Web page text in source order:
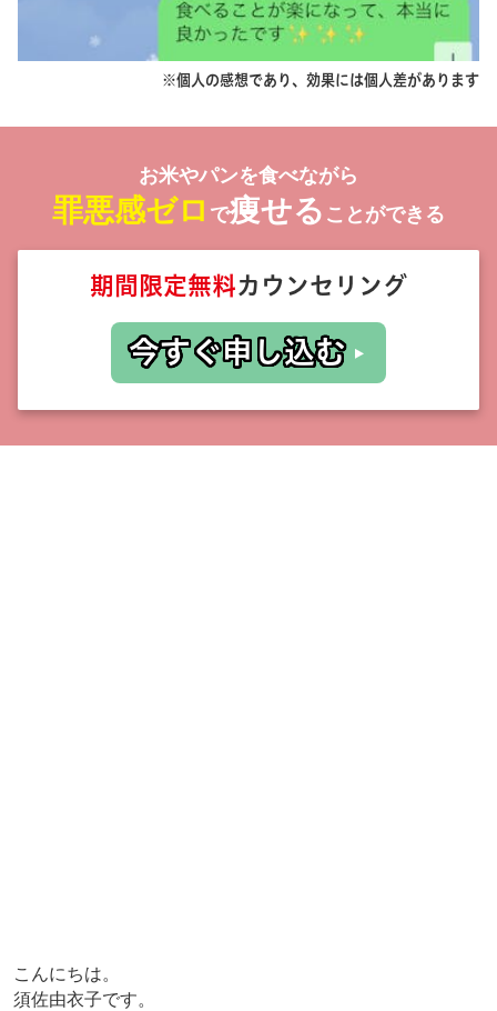
※個人の感想であり、効果には個人差があります
お米やパンを食べながら
罪悪感ゼロ で痩せる ことができる
期間限定無料カウンセリング
今すぐ申し込む
こんにちは。
須佐由衣子です。